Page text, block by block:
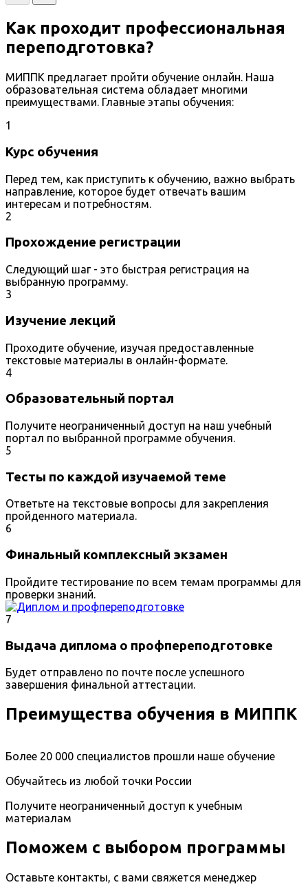
Как проходит профессиональная
переподготовка?
МИППК предлагает пройти обучение онлайн. Наша
образовательная система обладает многими
преимуществами. Главные этапы обучения:
1
Курс обучения
Перед тем, как приступить к обучению, важно выбрать
направление, которое будет отвечать вашим
интересам и потребностям.
2
Прохождение регистрации
Следующий шаг - это быстрая регистрация на
выбранную программу.
3
Изучение лекций
Проходите обучение, изучая предоставленные
текстовые материалы в онлайн-формате.
4
Образовательный портал
Получите неограниченный доступ на наш учебный
портал по выбранной программе обучения.
5
Тесты по каждой изучаемой теме
Ответьте на текстовые вопросы для закрепления
пройденного материала.
6
Финальный комплексный экзамен
Пройдите тестирование по всем темам программы для
проверки знаний.
7
Выдача диплома о профпереподготовке
Будет отправлено по почте после успешного
завершения финальной аттестации.
Преимущества обучения в МИППК
Более 20 000 специалистов прошли наше обучение
Обучайтесь из любой точки России
Получите неограниченный доступ к учебным
материалам
Поможем с выбором программы
Оставьте контакты, с вами свяжется менеджер